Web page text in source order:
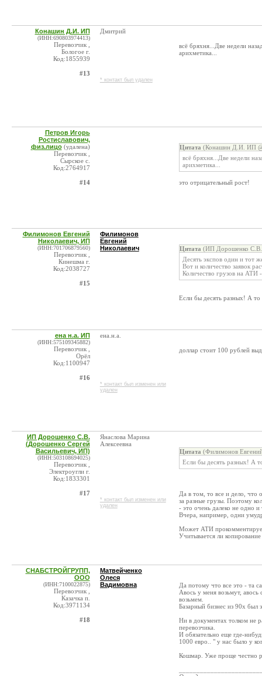
Конашин Д.И. ИП
(ИНН:690803974413)
Перевозчик ,
Бологое г.
Код:1855939
#13
Дмитрий
* контакт был удален
всё бряхня...Две недели
арихметика...
Петров Игорь
Ростиславович,
физ.лицо (удалена)
Перевозчик ,
Сырское с.
Код:2764917
#14
Цитата (Конашин Д.И. ИП
всё бряхня...Две недели
арихметика...
это отрицательный рост!
Филимонов Евгений
Николаевич, ИП
(ИНН:701706879560)
Перевозчик ,
Кинешма г.
Код:2038727
#15
Филимонов
Евгений
Николаевич
Цитата (ИП Дорошенко С.В.
Десять экспов один и тот
Вот и количество заявок
Количество грузов на АТИ -
Если бы десять разных! А то
ена н.а. ИП
(ИНН:575109345882)
Перевозчик ,
Орёл
Код:1100947
#16
ена.н.а.
* контакт был изменен или
удален
доллар стоит 100 рублей
ИП Дорошенко С.В.
(Дорошенко Сергей
Васильевич, ИП)
(ИНН:503108694025)
Перевозчик ,
Электроугли г.
Код:1833301
#17
Янаслова Марина
Алексеевна
* контакт был изменен или
удален
Цитата (Филимонов
Если бы десять разных! А
Да в том, то все и дело, что
за разные грузы. Поэтому
- это очень далеко не одно и
Вчера, например, одни
Может АТИ прокомментирует
Учитывается ли
СНАБСТРОЙГРУПП,
ООО
(ИНН:7100022875)
Перевозчик ,
Казачка п.
Код:3971134
#18
Матвейченко
Олеся
Вадимовна
Да потому что все это - та
Авось у меня возьмут,
возьмем.
Базарный бизнес из 90х был
Ни в документах толком не
перевозчика.
И обязательно еще где-
1000 евро.. " у нас было у
Кошмар. Уже проще честно